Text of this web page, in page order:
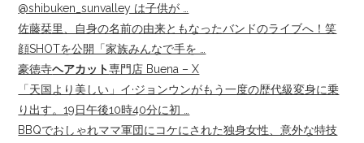
@shibuken_sunvalley は子供が …
佐藤栞里、自身の名前の由来ともなったバンドのライブへ！笑
顔SHOTを公開「家族みんなで手を …
豪徳寺ヘアカット専門店 Buena – X
「天国より美しい」イ·ジョンウンがもう一度の歴代級変身に乗
り出す。19日午後10時40分に初 …
BBQでおしゃれママ軍団にコケにされた独身女性、意外な特技